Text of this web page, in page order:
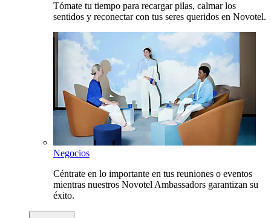
Tómate tu tiempo para recargar pilas, calmar los
sentidos y reconectar con tus seres queridos en Novotel.
Negocios
Céntrate en lo importante en tus reuniones o eventos
mientras nuestros Novotel Ambassadors garantizan su
éxito.